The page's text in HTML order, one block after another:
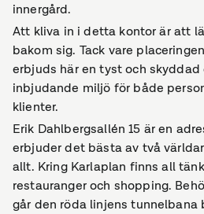
innergård.
Att kliva in i detta kontor är att
bakom sig. Tack vare
erbjuds här en tyst och skyddad
inbjudande miljö för både
klienter.
Erik Dahlbergsallén 15 är en
erbjuder det bästa av två
allt. Kring Karlaplan finns all
restauranger och shopping.
går den röda linjens